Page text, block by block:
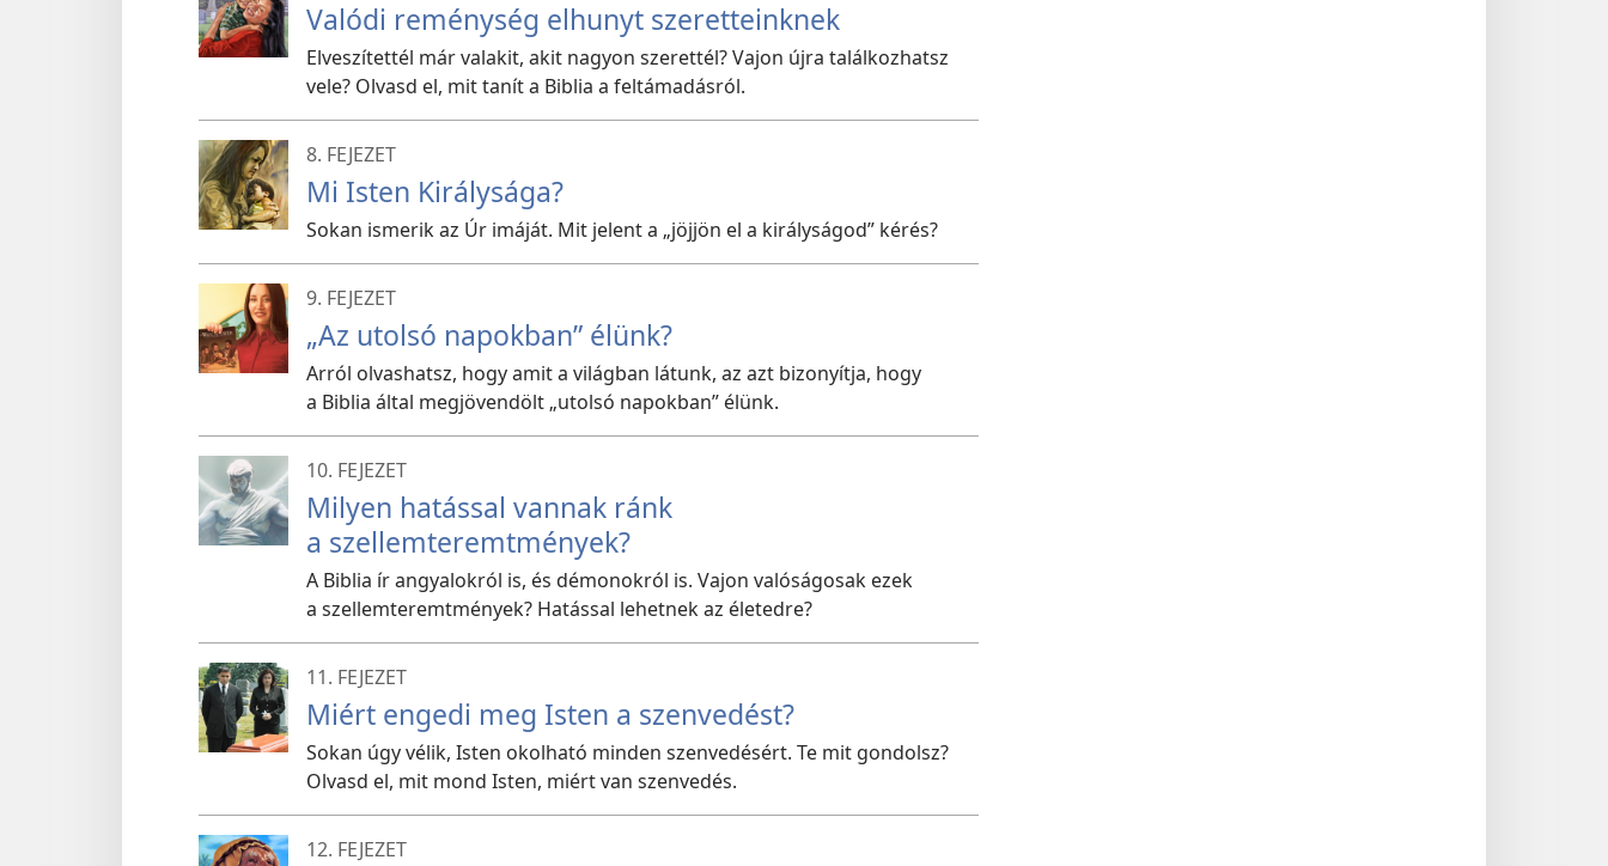
Valódi reménység elhunyt szeretteinknek
Elveszítettél már valakit, akit nagyon szerettél? Vajon újra találkozhatsz
vele? Olvasd el, mit tanít a Biblia a feltámadásról.
8. FEJEZET
Mi Isten Királysága?
Sokan ismerik az Úr imáját. Mit jelent a „jöjjön el a királyságod” kérés?
9. FEJEZET
„Az utolsó napokban” élünk?
Arról olvashatsz, hogy amit a világban látunk, az azt bizonyítja, hogy
a Biblia által megjövendölt „utolsó napokban” élünk.
10. FEJEZET
Milyen hatással vannak ránk
a szellemteremtmények?
A Biblia ír angyalokról is, és démonokról is. Vajon valóságosak ezek
a szellemteremtmények? Hatással lehetnek az életedre?
11. FEJEZET
Miért engedi meg Isten a szenvedést?
Sokan úgy vélik, Isten okolható minden szenvedésért. Te mit gondolsz?
Olvasd el, mit mond Isten, miért van szenvedés.
12. FEJEZET